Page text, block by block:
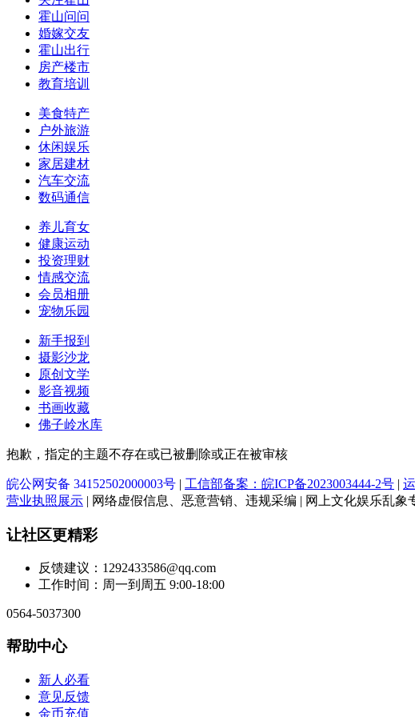
霍山问问
婚嫁交友
霍山出行
房产楼市
教育培训
美食特产
户外旅游
休闲娱乐
家居建材
汽车交流
数码通信
养儿育女
健康运动
投资理财
情感交流
会员相册
宠物乐园
新手报到
摄影沙龙
原创文学
影音视频
书画收藏
佛子岭水库
抱歉，指定的主题不存在或已被删除或正在被审核
皖公网安备 34152502000003号 | 工信部备案：皖ICP备2023003444-2号 |
营业执照展示 | 网络虚假信息、恶意营销、违规采编 | 网上文化娱乐乱
让社区更精彩
反馈建议：1292433586@qq.com
工作时间：周一到周五 9:00-18:00
0564-5037300
帮助中心
新人必看
意见反馈
金币充值